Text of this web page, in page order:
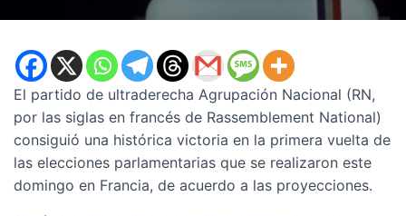
El partido de ultraderecha Agrupación Nacional (RN,
por las siglas en francés de Rassemblement National)
consiguió una histórica victoria en la primera vuelta de
las elecciones parlamentarias que se realizaron este
domingo en Francia, de acuerdo a las proyecciones.